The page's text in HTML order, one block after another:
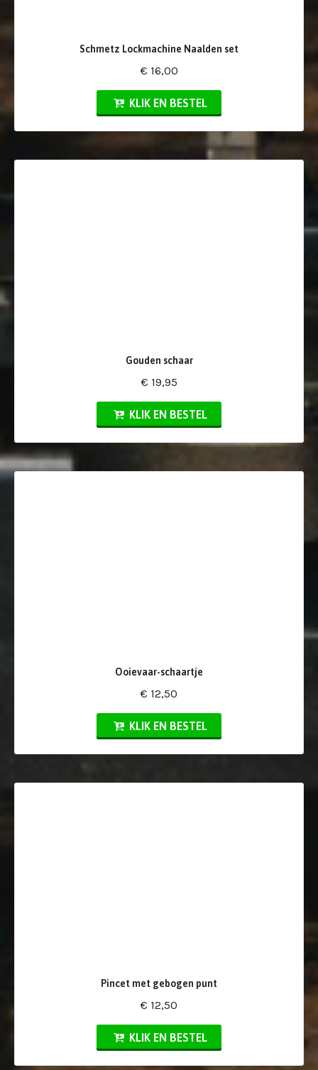
Schmetz Lockmachine Naalden set
€ 16,00
KLIK EN BESTEL
Gouden schaar
€ 19,95
KLIK EN BESTEL
Ooievaar-schaartje
€ 12,50
KLIK EN BESTEL
Pincet met gebogen punt
€ 12,50
KLIK EN BESTEL